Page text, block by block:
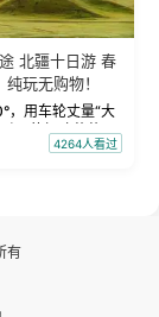
北疆十日游 春
玩无购物！
，用车轮丈量“大
泪”的极致蔚蓝，
深邃湖水在转弯
4264人看过
有